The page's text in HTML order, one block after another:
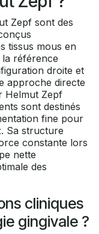
Zepf sont des
tissus mous en
référence
droite et
approche directe
Helmut Zepf
sont destinés
fine pour
Sa structure
constante lors
nette
des
cliniques
gingivale ?